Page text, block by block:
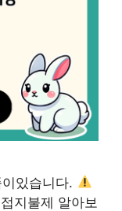
있습니다.
지불제 알아보